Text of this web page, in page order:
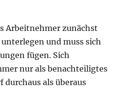
Arbeitnehmer zunächst
und muss sich
fügen. Sich
nur als benachteiligtes
durchaus als überaus